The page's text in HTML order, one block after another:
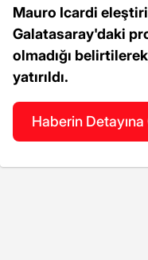
Mauro Icardi
Galatasaray'daki
olmadığı
yatırıldı.
Haberin Detayına